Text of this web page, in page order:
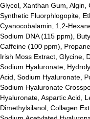
Glycol, Xanthan Gum, Algin,
Synthetic Fluorphlogopite,
Cyanocobalamin, 1,2-
Sodium DNA (115 ppm),
Caffeine (100 ppm),
Irish Moss Extract, Glycine,
Sodium Hyaluronate,
Acid, Sodium Hyaluronate,
Sodium Hyaluronate
Hyaluronate, Aspartic Acid,
Dimethylsilanol, Collagen
Лучшие бренды корейской